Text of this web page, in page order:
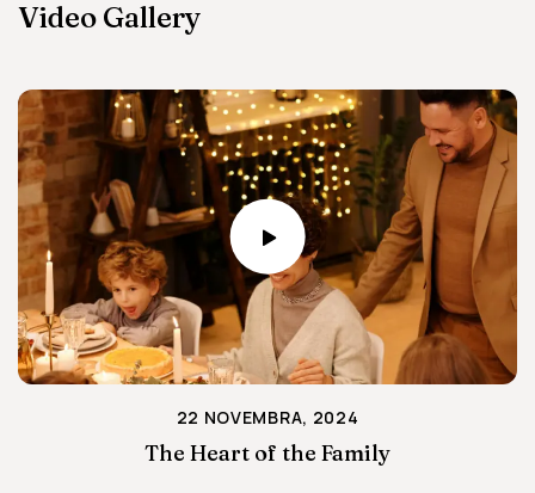
Video Gallery
22 NOVEMBRA, 2024
The Heart of the Family